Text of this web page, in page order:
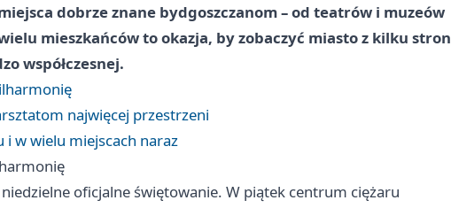
dobrze znane bydgoszczanom – od teatrów i muzeów
mieszkańców to okazja, by zobaczyć miasto z kilku stron
współczesnej.
najwięcej przestrzeni
w wielu miejscach naraz
oficjalne świętowanie. W piątek centrum ciężaru